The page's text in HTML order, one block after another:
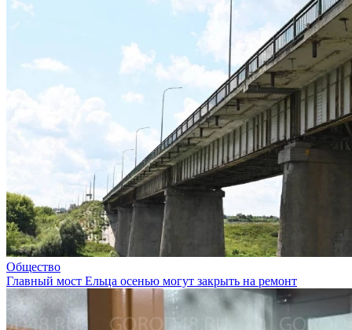
Общество
Главный мост Ельца осенью могут закрыть на ремонт